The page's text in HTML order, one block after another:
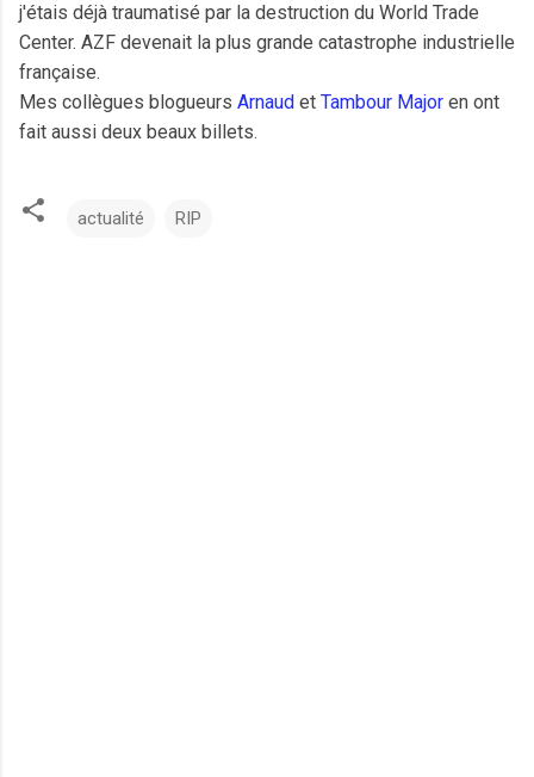
j'étais déjà traumatisé par la destruction du World Trade
Center. AZF devenait la plus grande catastrophe industrielle
française.
Mes collègues blogueurs Arnaud et Tambour Major en ont
fait aussi deux beaux billets.
actualité RIP